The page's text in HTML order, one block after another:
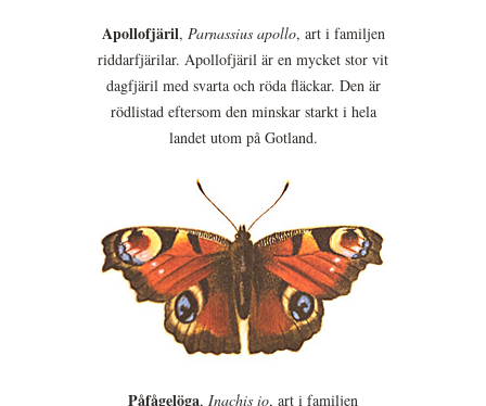
Apollofjäril, Parnassius apollo, art i familjen
riddarfjärilar. Apollofjäril är en mycket stor vit
dagfjäril med svarta och röda fläckar. Den är
rödlistad eftersom den minskar starkt i hela
landet utom på Gotland.
Påfågelöga, Inachis io, art i familjen